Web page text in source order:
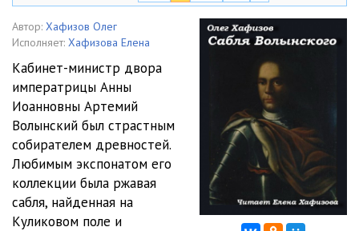
Sablya 06
Sablya 08
Sablya 09
Sablya 10 43:28
Sablya 11 19:00
Sablya 12 10:59
Автор: Хафизов Олег
Исполняет: Хафизова Елена
Кабинет-министр двора
императрицы Анны
Иоанновны Артемий
Волынский был страстным
собирателем древностей.
Любимым экспонатом его
коллекции была ржавая
сабля, найденная на
Куликовом поле и